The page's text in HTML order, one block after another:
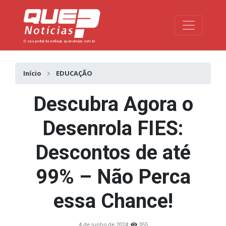
Toggle
Início EDUCAÇÃO
Descubra Agora o
Desenrola FIES:
Descontos de até
99% – Não Perca
essa Chance!